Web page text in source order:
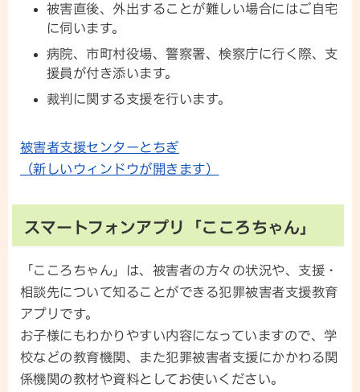
被害直後、外出することが難しい場合にはご自宅
に伺います。
病院、市町村役場、警察署、検察庁に行く際、支
援員が付き添います。
裁判に関する支援を行います。
被害者支援センターとちぎ
（新しいウィンドウが開きます）
スマートフォンアプリ「こころちゃん」
「こころちゃん」は、被害者の方々の状況や、支援・
相談先について知ることができる犯罪被害者支援教育
アプリです。
お子様にもわかりやすい内容になっていますので、学
校などの教育機関、また犯罪被害者支援にかかわる関
係機関の教材や資料としてお使いください。